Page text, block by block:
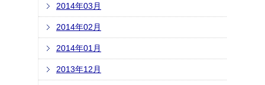
2014年03月
2014年02月
2014年01月
2013年12月